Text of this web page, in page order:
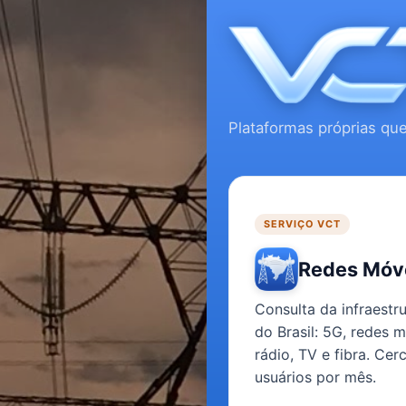
Atuo com
manutenção,
Plataformas próprias
SERVIÇO VCT
Redes
Consulta da
do Brasil: 5G, redes
rádio, TV e fibra.
usuários por mês.